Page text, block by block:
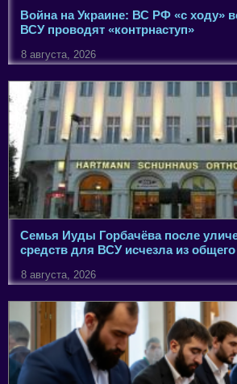
Война на Украине: ВС РФ «с ходу»
ВСУ проводят «контрнаступ»
8 августа, 2026
Семья Иуды Горбачёва после
средств для ВСУ исчезла из
8 августа, 2026